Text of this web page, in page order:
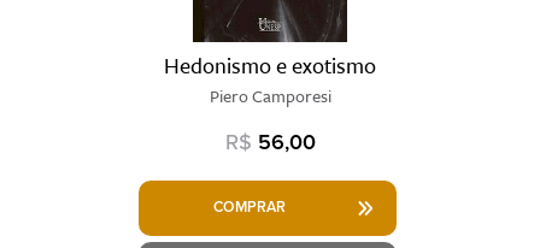
Hedonismo e exotismo
Piero Camporesi
R$ 56,00
COMPRAR